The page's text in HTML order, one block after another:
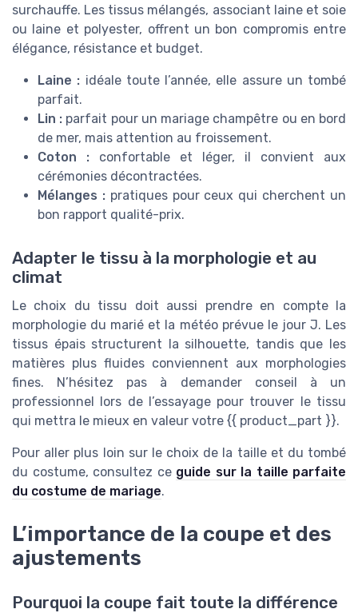
surchauffe. Les tissus mélangés, associant laine et soie
ou laine et polyester, offrent un bon compromis entre
élégance, résistance et budget.
Laine : idéale toute l’année, elle assure un tombé
parfait.
Lin : parfait pour un mariage champêtre ou en bord
de mer, mais attention au froissement.
Coton : confortable et léger, il convient aux
cérémonies décontractées.
Mélanges :pratiques pour ceux qui cherchent un
bon rapport qualité-prix.
Adapter le tissu à la morphologie et au
climat
Le choix du tissu doit aussi prendre en compte la
morphologie du marié et la météo prévue le jour J. Les
tissus épais structurent la silhouette, tandis que les
matières plus fluides conviennent aux morphologies
fines. N’hésitez pas à demander conseil à un
professionnel lors de l’essayage pour trouver le tissu
qui mettra le mieux en valeur votre {{ product_part }}.
Pour aller plus loin sur le choix de la taille et du tombé
du costume, consultez ce guide sur la taille parfaite
du costume de mariage.
L’importance de la coupe et des
ajustements
Pourquoi la coupe fait toute la différence